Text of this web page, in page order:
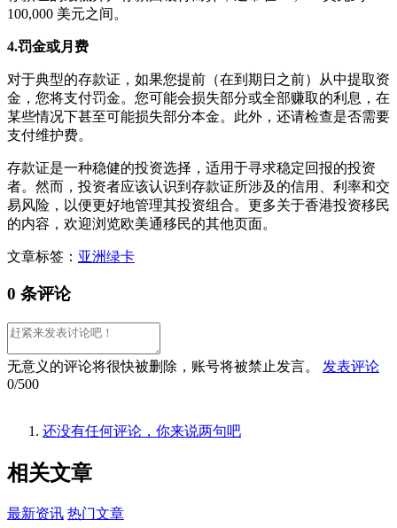
100,000 美元之间。
4.罚金或月费
对于典型的存款证，如果您提前（在到期日之前）从中提取资
金，您将支付罚金。您可能会损失部分或全部赚取的利息，在
某些情况下甚至可能损失部分本金。此外，还请检查是否需要
支付维护费。
存款证是一种稳健的投资选择，适用于寻求稳定回报的投资
者。然而，投资者应该认识到存款证所涉及的信用、利率和交
易风险，以便更好地管理其投资组合。更多关于香港投资移民
的内容，欢迎浏览欧美通移民的其他页面。
文章标签： 亚洲绿卡
0 条评论
无意义的评论将很快被删除，账号将被禁止发言。
发表评论
0/500
还没有任何评论，你来说两句吧
相关文章
最新资讯 热门文章